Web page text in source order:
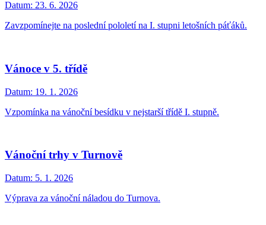
Datum: 23. 6. 2026
Zavzpomínejte na poslední pololetí na I. stupni letošních páťáků.
Vánoce v 5. třídě
Datum: 19. 1. 2026
Vzpomínka na vánoční besídku v nejstarší třídě I. stupně.
Vánoční trhy v Turnově
Datum: 5. 1. 2026
Výprava za vánoční náladou do Turnova.